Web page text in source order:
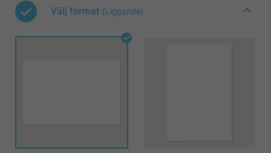
Välj format (Liggande)